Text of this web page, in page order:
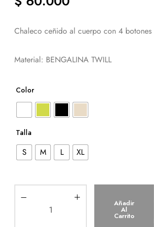
Chaleco ceñido al cuerpo con 4 botones
Material: BENGALINA TWILL
Color
Talla
S M L XL
Añadir
Al
Carrito